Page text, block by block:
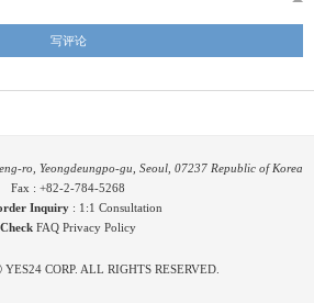
写评论
ro, Yeongdeungpo-gu, Seoul, 07237 Republic of Korea
Fax : +82-2-784-5268
Inquiry : 1:1 Consultation
Check FAQ Privacy Policy
CORP. ALL RIGHTS RESERVED.